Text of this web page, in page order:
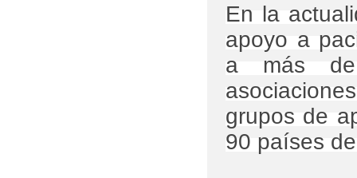
En la
apoyo a
a más de
grupos de
90 países